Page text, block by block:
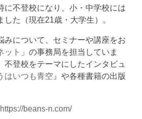
に不登校になり、小・中学校には
た（現在21歳・大学生）。
みについて、セミナーや講座をお
ット 」の事務局を担当していま
不登校をテーマにしたインタビュ
はいつも青空 』や各種書籍の出版
https://beans-n.com/